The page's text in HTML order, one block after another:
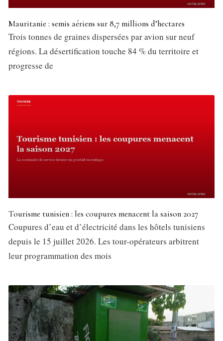
Mauritanie : semis aériens sur 8,7 millions d’hectares
Trois tonnes de graines dispersées par avion sur neuf
régions. La désertification touche 84 % du territoire et
progresse de
Tourisme tunisien : les coupures menacent la saison 2027
Coupures d’eau et d’électricité dans les hôtels tunisiens
depuis le 15 juillet 2026. Les tour-opérateurs arbitrent
leur programmation des mois